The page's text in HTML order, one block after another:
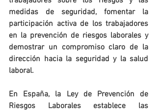
medidas de seguridad, fomentar la
participación activa de los trabajadores
en la prevención de riesgos laborales y
demostrar un compromiso claro de la
dirección hacia la seguridad y la salud
laboral.
En España, la Ley de Prevención de
Riesgos Laborales establece las